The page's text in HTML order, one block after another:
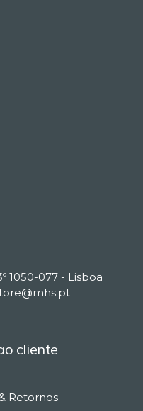
1050-077 - Lisboa
cliente
Retornos